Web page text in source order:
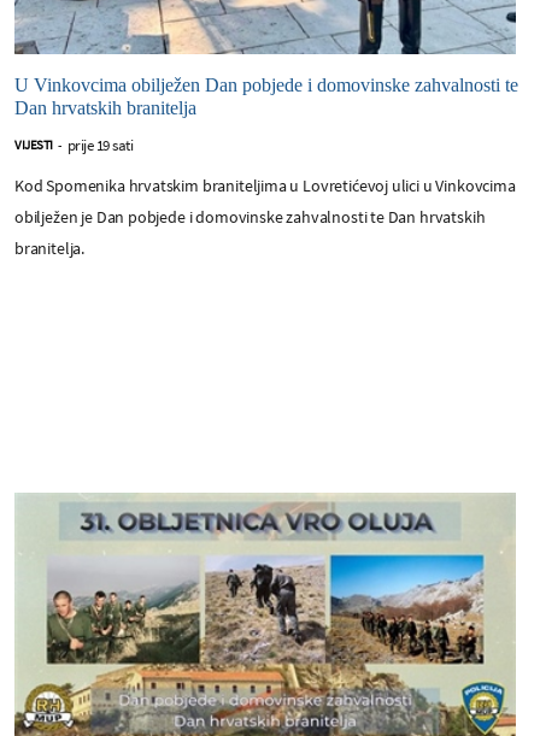
U Vinkovcima obilježen Dan pobjede i domovinske zahvalnosti te
Dan hrvatskih branitelja
VIJESTI - prije 19 sati
Kod Spomenika hrvatskim braniteljima u Lovretićevoj ulici u Vinkovcima
obilježen je Dan pobjede i domovinske zahvalnosti te Dan hrvatskih
branitelja.